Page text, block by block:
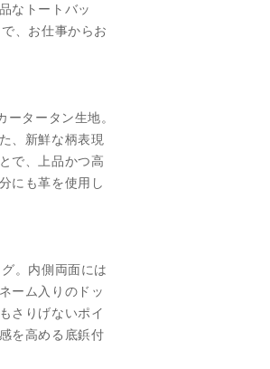
なトートバッ
、お仕事からお
タータン生地。
、新鮮な柄表現
で、上品かつ高
にも革を使用し
。内側両面には
ーム入りのドッ
さりげないポイ
を高める底鋲付